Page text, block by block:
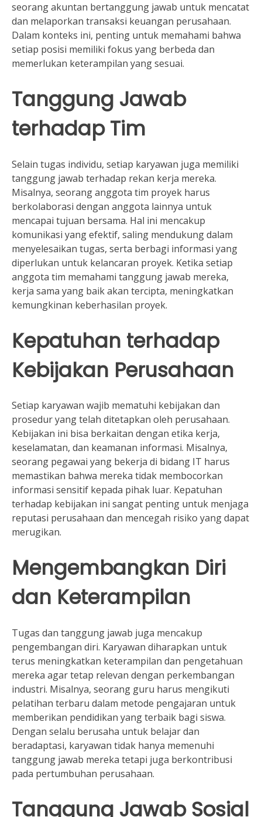
seorang akuntan bertanggung jawab untuk mencatat
dan melaporkan transaksi keuangan perusahaan.
Dalam konteks ini, penting untuk memahami bahwa
setiap posisi memiliki fokus yang berbeda dan
memerlukan keterampilan yang sesuai.
Tanggung Jawab
terhadap Tim
Selain tugas individu, setiap karyawan juga memiliki
tanggung jawab terhadap rekan kerja mereka.
Misalnya, seorang anggota tim proyek harus
berkolaborasi dengan anggota lainnya untuk
mencapai tujuan bersama. Hal ini mencakup
komunikasi yang efektif, saling mendukung dalam
menyelesaikan tugas, serta berbagi informasi yang
diperlukan untuk kelancaran proyek. Ketika setiap
anggota tim memahami tanggung jawab mereka,
kerja sama yang baik akan tercipta, meningkatkan
kemungkinan keberhasilan proyek.
Kepatuhan terhadap
Kebijakan Perusahaan
Setiap karyawan wajib mematuhi kebijakan dan
prosedur yang telah ditetapkan oleh perusahaan.
Kebijakan ini bisa berkaitan dengan etika kerja,
keselamatan, dan keamanan informasi. Misalnya,
seorang pegawai yang bekerja di bidang IT harus
memastikan bahwa mereka tidak membocorkan
informasi sensitif kepada pihak luar. Kepatuhan
terhadap kebijakan ini sangat penting untuk menjaga
reputasi perusahaan dan mencegah risiko yang dapat
merugikan.
Mengembangkan Diri
dan Keterampilan
Tugas dan tanggung jawab juga mencakup
pengembangan diri. Karyawan diharapkan untuk
terus meningkatkan keterampilan dan pengetahuan
mereka agar tetap relevan dengan perkembangan
industri. Misalnya, seorang guru harus mengikuti
pelatihan terbaru dalam metode pengajaran untuk
memberikan pendidikan yang terbaik bagi siswa.
Dengan selalu berusaha untuk belajar dan
beradaptasi, karyawan tidak hanya memenuhi
tanggung jawab mereka tetapi juga berkontribusi
pada pertumbuhan perusahaan.
Tanggung Jawab Sosial